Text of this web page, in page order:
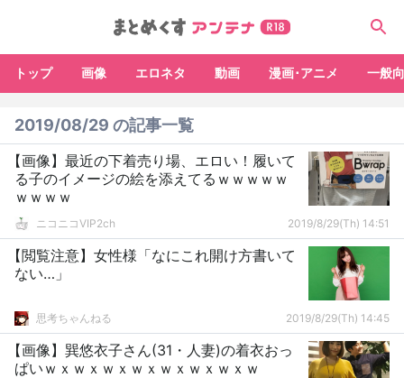
トップ 画像 エロネタ 動画 漫画･アニメ 一般
2019/08/29 の記事一覧
【画像】最近の下着売り場、エロい！履いて
る子のイメージの絵を添えてるｗｗｗｗｗ
ｗｗｗｗ
ニコニコVIP2ch 2019/8/29(Th) 14:51
【閲覧注意】女性様「なにこれ開け方書いて
ない…」
思考ちゃんねる 2019/8/29(Th) 14:45
【画像】巽悠衣子さん(31・人妻)の着衣おっ
ぱいｗｘｗｘｗｘｗｘｗｘｗｘｗｘｗ